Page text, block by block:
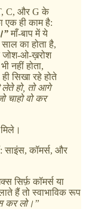
C, और G के
एक ही काम है:
माँ-बाप में ये
का होता है,
जोश-ओ-ख़रोश
नहीं होता,
सिखा रहे होते
हो, तो आगे
चाहो वो कर
साइंस, कॉमर्स, और
सिर्फ़ कॉमर्स या
हैं तो स्वाभाविक रूप
कर लो।”